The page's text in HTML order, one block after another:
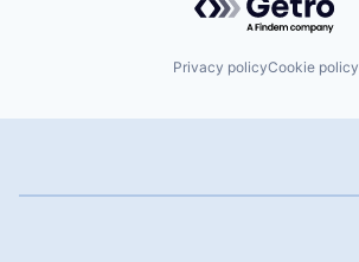
Privacy policyCookie policy